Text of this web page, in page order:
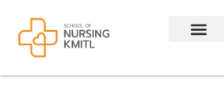
content